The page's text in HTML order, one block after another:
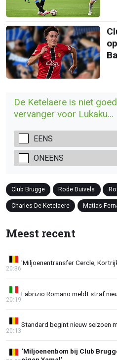
De Ketelaere is niet
vervanger voor Lukaku...
EENS
ONEENS
Club Brugge Rode Duivels
Charles De Ketelaere Matias
Meest recent
'Miljoenentransfer Cercle,
20:36
Fabrizio Romano meldt straf
20:19
Standard begint nieuw seizoen
20:13
‘Miljoenenbom bij Club